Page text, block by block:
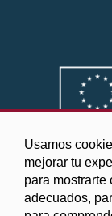
Usamos
mejorar tu
para
adecuados,